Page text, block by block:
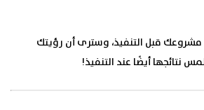
قبل التنفيذ، وسترى أن رؤيتك
نتائجها أيضًا عند التنفيذ!